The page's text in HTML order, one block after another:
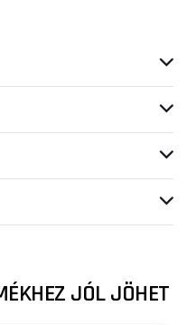
JÓL JÖHET